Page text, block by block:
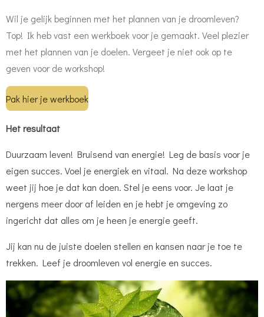
Wil je gelijk beginnen met het plannen van je droomleven?
Top! Ik heb vast een werkboek voor je gemaakt. Veel plezier
met het plannen van je doelen. Vergeet je niet ook op te
geven voor de workshop!
Pak hier je werkboek
Het resultaat
Duurzaam leven! Bruisend van energie! Leg de basis voor je
eigen succes. Voel je energiek en vitaal. Na deze workshop
weet jij hoe je dat kan doen. Stel je eens voor. Je laat je
nergens meer door af leiden en je hebt je omgeving zo
ingericht dat alles om je heen je energie geeft.
Jij kan nu de juiste doelen stellen en kansen naar je toe te
trekken. Leef je droomleven vol energie en succes.